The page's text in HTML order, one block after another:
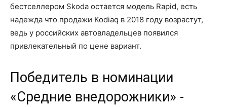
бестселлером Skoda остается модель Rapid, есть
надежда что продажи Kodiaq в 2018 году возрастут,
ведь у российских автовладельцев появился
привлекательный по цене вариант.
Победитель в номинации
«Средние внедорожники» -